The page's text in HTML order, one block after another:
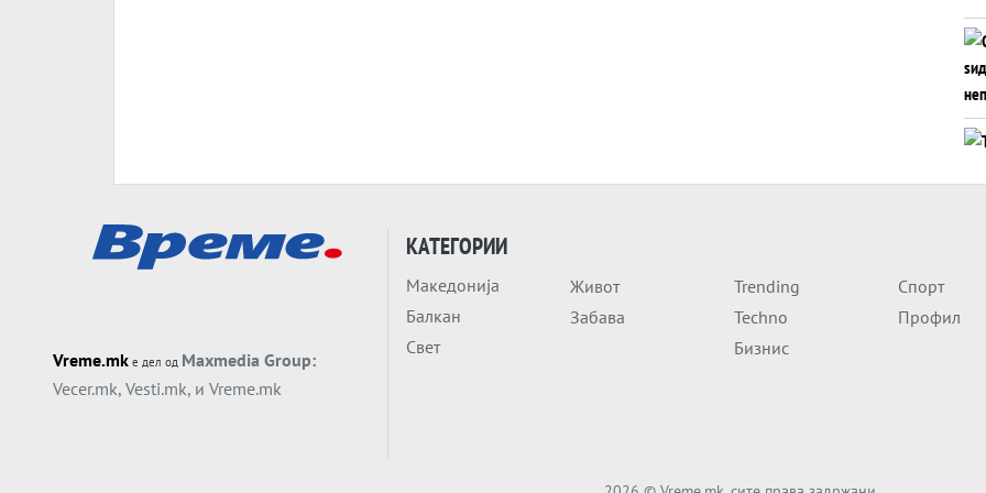
Vreme.mk е дел од Maxmedia Group:
Vecer.mk, Vesti.mk, и Vreme.mk
КАТЕГОРИИ
Македонија
Балкан
Свет
Живот
Забава
Trending
Techno
Бизнис
Спорт
Профил